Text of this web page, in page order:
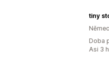
tiny
Doba
Asi 3